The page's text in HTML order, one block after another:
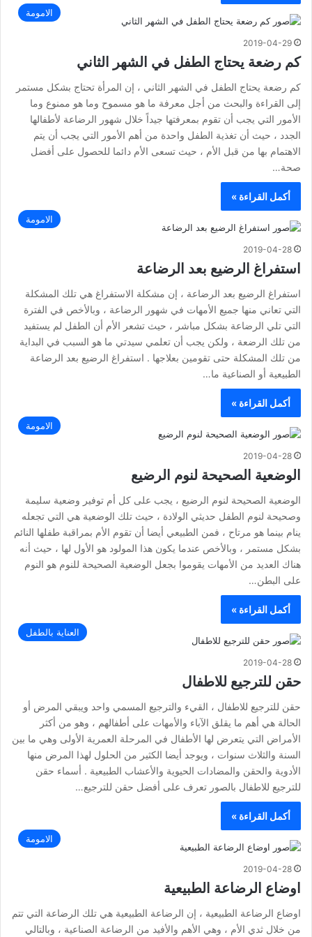
الامومة
2019-04-29
كم رضعة يحتاج الطفل في الشهر الثاني
كم رضعة يحتاج الطفل في الشهر الثاني ، إن المرأة تحتاج بشكل مستمر
إلى القراءة والبحث من أجل معرفة ما هو مسموح وما هو ممنوع وما
الأمور التي يجب أن تقوم بمعرفتها جيداً خلال شهور الرضاعة لأطفالها
الجدد ، حيث أن تغذية الطفل واحدة من أهم الأمور التي يجب أن يتم
الاهتمام بها من قبل الأم ، حيث تسعى الأم دائما للحصول على أفضل
صحة…
أكمل القراءة »
الامومة
2019-04-28
استفراغ الرضيع بعد الرضاعة
استفراغ الرضيع بعد الرضاعة ، إن مشكلة الاستفراغ هي تلك المشكلة
التي تعاني منها جميع الأمهات في شهور الرضاعة ، وبالأخص في الفترة
التي تلي الرضاعة بشكل مباشر ، حيث تشعر الأم أن الطفل لم يستفيد
من تلك الرضعة ، ولكن يجب أن تعلمي سيدتي ما هو السبب في البداية
من تلك المشكلة حتى تقومين بعلاجها . استفراغ الرضيع بعد الرضاعة
الطبيعية أو الصناعية ما…
أكمل القراءة »
الامومة
2019-04-28
الوضعية الصحيحة لنوم الرضيع
الوضعية الصحيحة لنوم الرضيع ، يجب على كل أم توفير وضعية سليمة
وصحيحة لنوم الطفل حديثي الولادة ، حيث تلك الوضعية هي التي تجعله
ينام بينما هو مرتاح ، فمن الطبيعي أيضا أن تقوم الأم بمراقبة طفلها النائم
بشكل مستمر ، وبالأخص عندما يكون هذا المولود هو الأول لها ، حيث أنه
هناك العديد من الأمهات يقوموا بجعل الوضعية الصحيحة للنوم هو النوم
على البطن…
أكمل القراءة »
العناية بالطفل
2019-04-28
حقن للترجيع للاطفال
حقن للترجيع للاطفال ، القيء والترجيع المسمي واحد ويبقي المرض أو
الحالة هي أهم ما يقلق الآباء والأمهات على أطفالهم ، وهو من أكثر
الأمراض التي يتعرض لها الأطفال في المرحلة العمرية الأولى وهي ما بين
السنة والثلاث سنوات ، ويوجد أيضا الكثير من الحلول لهذا المرض منها
الأدوية والحقن والمضادات الحيوية والأعشاب الطبيعية . أسماء حقن
للترجيع للاطفال بالصور تعرف على أفضل حقن للترجيع…
أكمل القراءة »
الامومة
2019-04-28
اوضاع الرضاعة الطبيعية
اوضاع الرضاعة الطبيعية ، إن الرضاعة الطبيعية هي تلك الرضاعة التي تتم
من خلال ثدي الأم ، وهي الأهم والأفيد من الرضاعة الصناعية ، وبالتالي